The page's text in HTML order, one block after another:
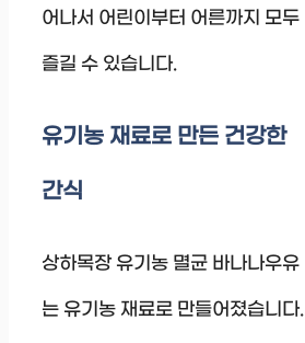
어나서 어린이부터 어른까지 모두
즐길 수 있습니다.
유기농 재료로 만든 건강한
간식
상하목장 유기농 멸균 바나나우유
는 유기농 재료로 만들어졌습니다.